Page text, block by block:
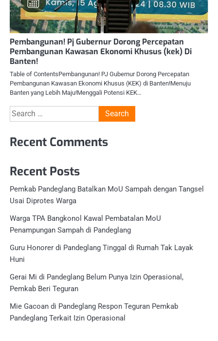
Pembangunan! Pj Gubernur Dorong Percepatan
Pembangunan Kawasan Ekonomi Khusus (kek) Di
Banten!
Table of ContentsPembangunan! PJ Gubernur Dorong Percepatan
Pembangunan Kawasan Ekonomi Khusus (KEK) di Banten!Menuju
Banten yang Lebih Maju!Menggali Potensi KEK…
Search
for:
Recent Comments
Recent Posts
Pemkab Pandeglang Batalkan MoU Sampah dengan Tangsel
Usai Diprotes Warga
Warga TPA Bangkonol Kawal Pembatalan MoU
Penampungan Sampah di Pandeglang
Guru Honorer di Pandeglang Tinggal di Rumah Tak Layak
Huni
Gerai Mi di Pandeglang Belum Punya Izin Operasional,
Pemkab Beri Teguran
Mie Gacoan di Pandeglang Respon Teguran Pemkab
Pandeglang Terkait Izin Operasional